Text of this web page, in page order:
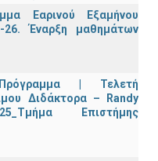
Εαρινού Εξαμήνου
26. Έναρξη μαθημάτων
| Τελετή
Διδάκτορα – Randy
Επιστήμης